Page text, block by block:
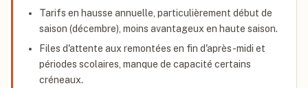
Tarifs en hausse annuelle, particulièrement début de
saison (décembre), moins avantageux en haute saison.
Files d'attente aux remontées en fin d'après-midi et
périodes scolaires, manque de capacité certains
créneaux.